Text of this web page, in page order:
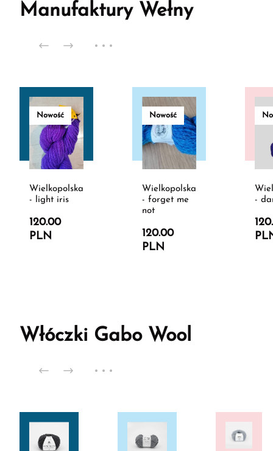
Manufaktury Wełny
Nowość
Wielkopolska
- light iris
120.00
PLN
Nowość
Wielkopolska
- forget me
not
120.00
PLN
-
Włóczki Gabo Wool